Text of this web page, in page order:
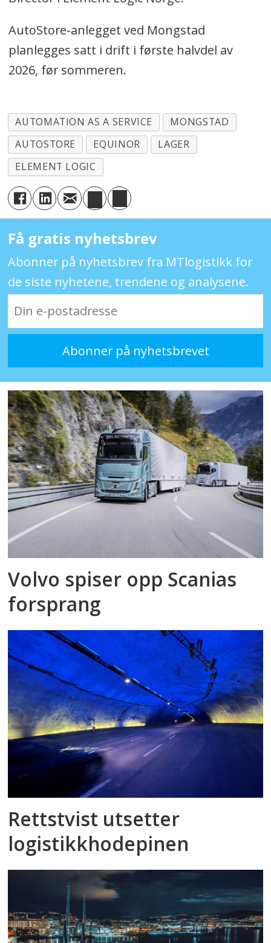
AutoStore-anlegget ved Mongstad
planlegges satt i drift i første halvdel av
2026, før sommeren.
AUTOMATION AS A SERVICE
MONGSTAD
AUTOSTORE
EQUINOR
LAGER
ELEMENT LOGIC
Få gratis nyhetsbrev
Abonner på nyhetsbrev fra MTlogistikk for
de siste nyhetene, trendene og analysene.
Volvo spiser opp Scanias
forsprang
Rettstvist utsetter
logistikkhodepinen